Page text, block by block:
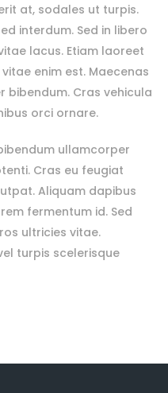
at, sodales ut turpis.
interdum. Sed in libero
lacus. Etiam laoreet
enim est. Maecenas
bibendum. Cras vehicula
orci ornare.
ullamcorper
Cras eu feugiat
Aliquam dapibus
fermentum id. Sed
ultricies vitae.
turpis scelerisque